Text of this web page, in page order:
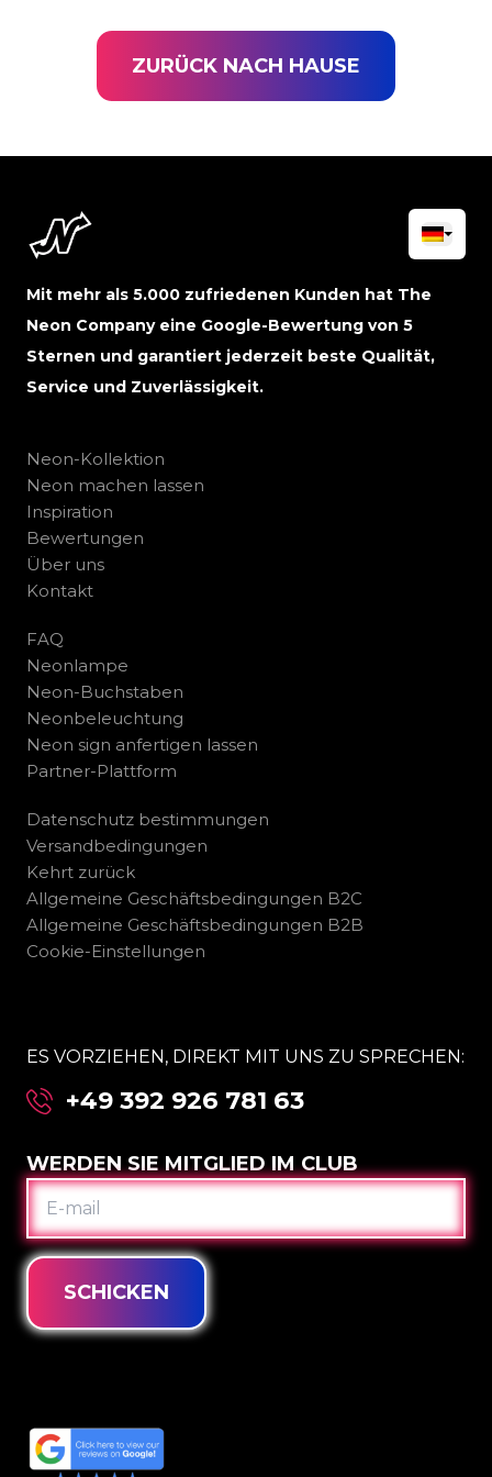
ZURÜCK NACH HAUSE
Mit mehr als 5.000 zufriedenen Kunden hat The
Neon Company eine Google-Bewertung von 5
Sternen und garantiert jederzeit beste Qualität,
Service und Zuverlässigkeit.
Neon-Kollektion
Neon machen lassen
Inspiration
Bewertungen
Über uns
Kontakt
FAQ
Neonlampe
Neon-Buchstaben
Neonbeleuchtung
Neon sign anfertigen lassen
Partner-Plattform
Datenschutz bestimmungen
Versandbedingungen
Kehrt zurück
Allgemeine Geschäftsbedingungen B2C
Allgemeine Geschäftsbedingungen B2B
Cookie-Einstellungen
ES VORZIEHEN, DIREKT MIT UNS ZU SPRECHEN:
+49 392 926 781 63
WERDEN SIE MITGLIED IM CLUB
E-
MAIL
SCHICKEN